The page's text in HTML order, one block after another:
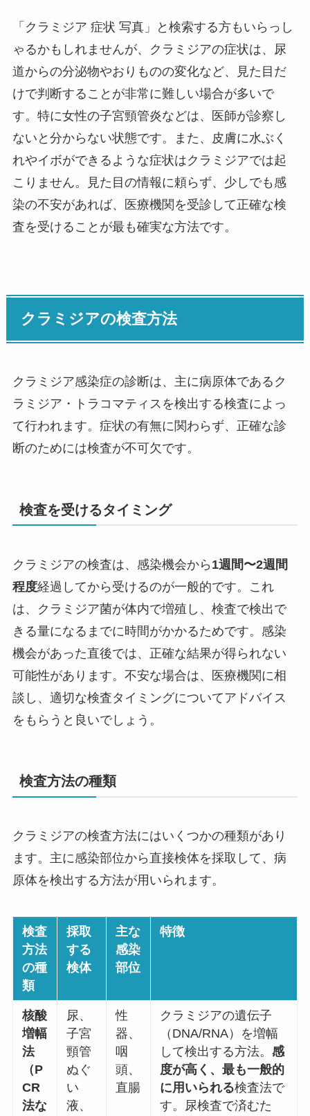
「クラミジア 症状 写真」と検索する方もいらっし
ゃるかもしれませんが、クラミジアの症状は、尿
道からの分泌物やおりものの変化など、見た目だ
けで判断することが非常に難しい場合が多いで
す。特に女性の子宮頸管炎などは、医師が診察し
ないと分からない状態です。また、皮膚に水ぶく
れやイボができるような症状はクラミジアでは起
こりません。見た目の情報に頼らず、少しでも感
染の不安があれば、医療機関を受診して正確な検
査を受けることが最も確実な方法です。
クラミジアの検査方法
クラミジア感染症の診断は、主に病原体であるク
ラミジア・トラコマティスを検出する検査によっ
て行われます。症状の有無に関わらず、正確な診
断のためには検査が不可欠です。
検査を受けるタイミング
クラミジアの検査は、感染機会から 1週間〜2週間
程度経過してから受けるのが一般的です。これ
は、クラミジア菌が体内で増殖し、検査で検出で
きる量になるまでに時間がかかるためです。感染
機会があった直後では、正確な結果が得られない
可能性があります。不安な場合は、医療機関に相
談し、適切な検査タイミングについてアドバイス
をもらうと良いでしょう。
検査方法の種類
クラミジアの検査方法にはいくつかの種類があり
ます。主に感染部位から直接検体を採取して、病
原体を検出する方法が用いられます。
検査
方法
の種
類
採取
する
検体
主な
感染
部位
特徴
核酸
増幅
法
（P
CR
法な
尿、
子宮
頸管
ぬぐ
い
液、
性
器、
咽
頭、
直腸
クラミジアの遺伝子
（DNA/RNA）を増幅
して検出する方法。感
度が高く、最も一般的
に用いられる検査法で
す。尿検査で済むた